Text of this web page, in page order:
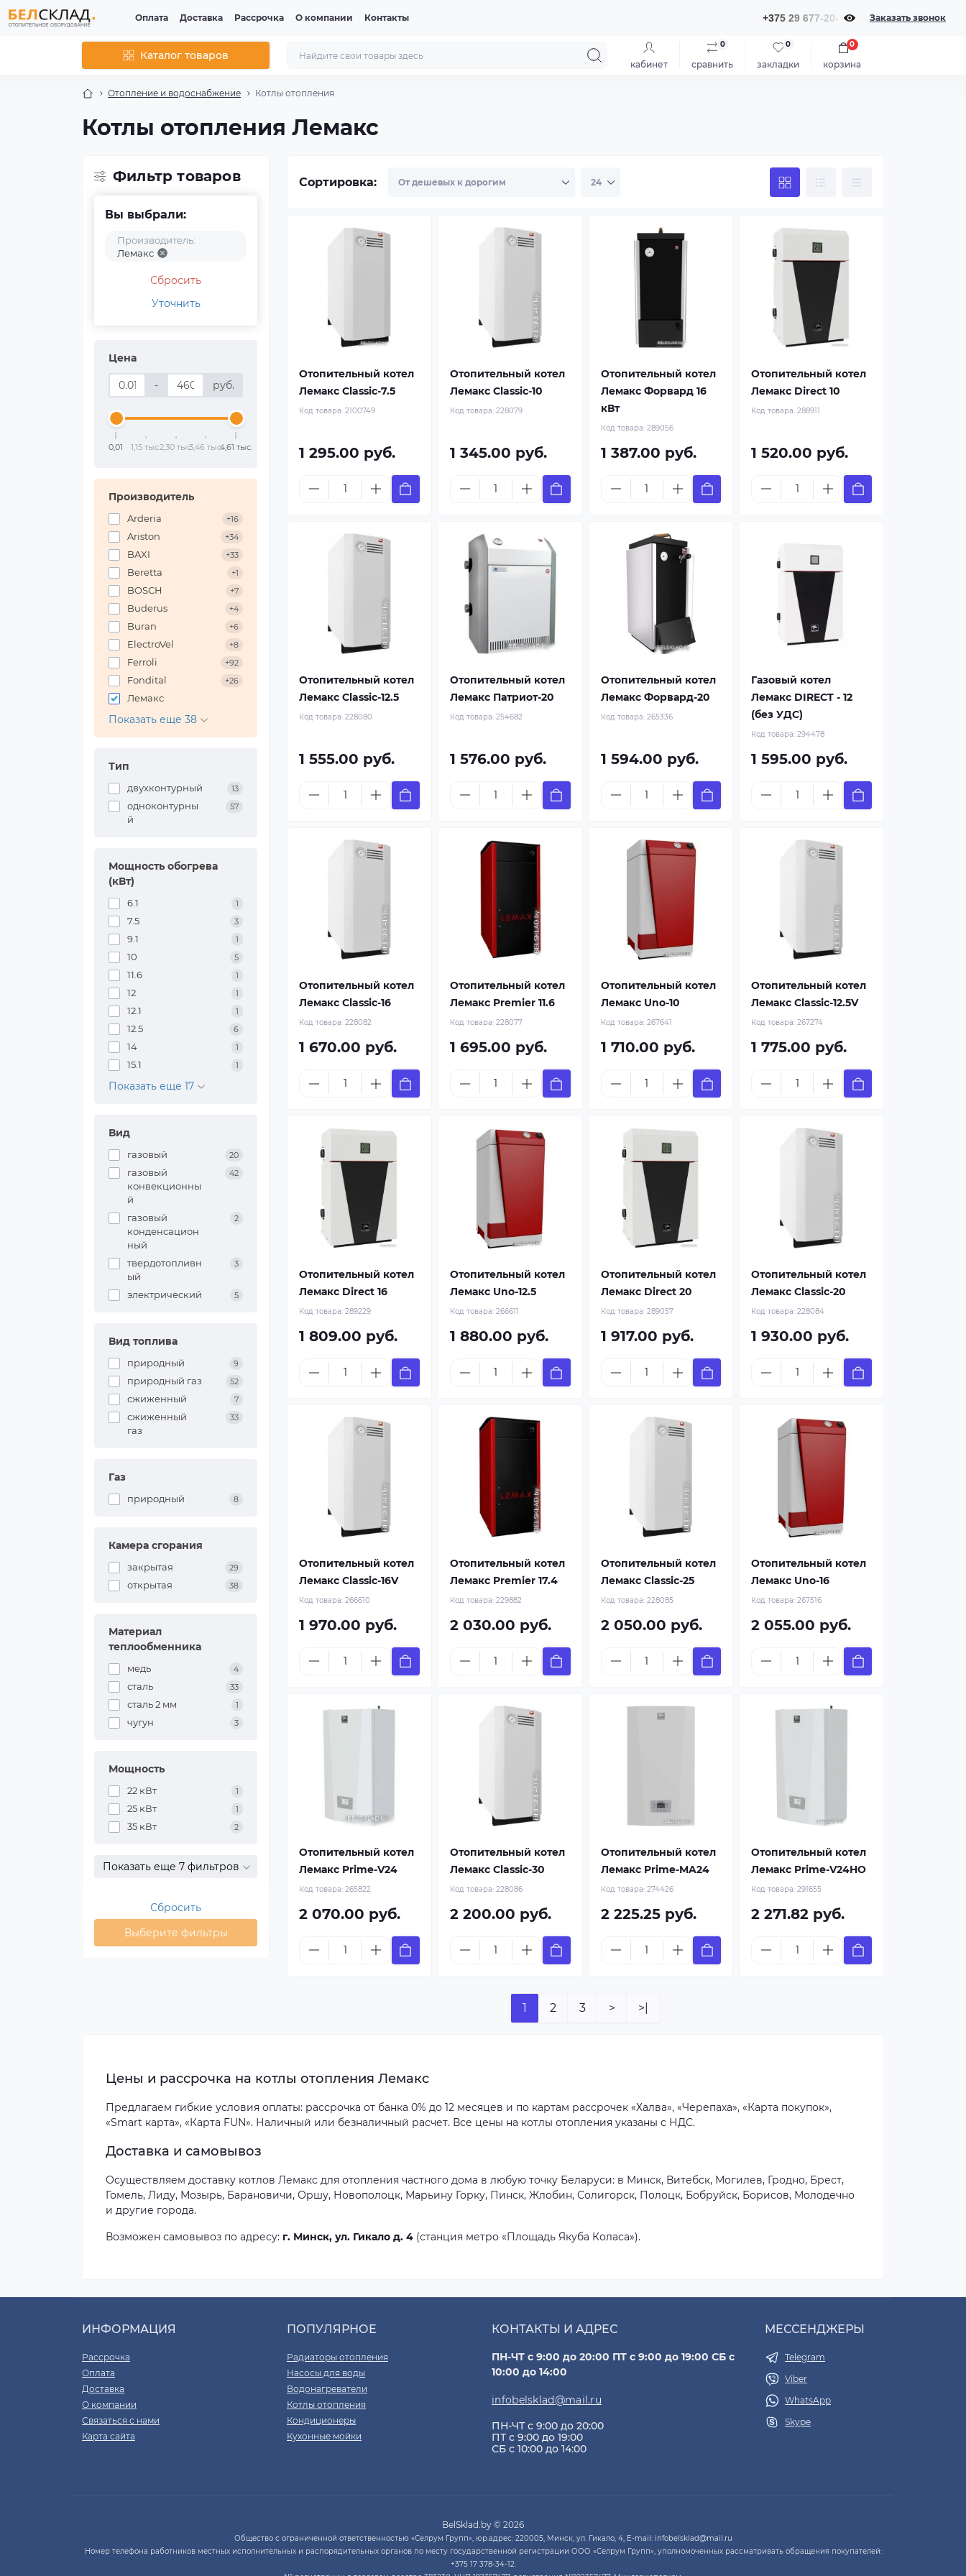
Оплата Доставка Рассрочка О компании Контакты +375 29 677-20-20 Заказать звонок
Каталог товаров
кабинет сравнить
0
закладки
0
корзина
0
Отопление и водоснабжение Котлы отопления
Котлы отопления Лемакс
Фильтр товаров
Вы выбрали:
Производитель:
Лемакс
Сбросить
Уточнить
Цена
- руб.
0,01 1,15 тыс.2,30 тыс.3,46 тыс.4,61 тыс.
Производитель
Arderia +16
Ariston +34
BAXI +33
Beretta +1
BOSCH +7
Buderus +4
Buran +6
ElectroVel +8
Ferroli +92
Fondital +26
Лемакс
Показать еще 38
Тип
двухконтурный 13
одноконтурны
й
57
Мощность обогрева
(кВт)
6.1 1
7.5 3
9.1 1
10 5
11.6 1
12 1
12.1 1
12.5 6
14 1
15.1 1
Показать еще 17
Вид
газовый 20
газовый
конвекционны
й
42
газовый
конденсацион
ный
2
твердотопливн
ый
3
электрический 5
Вид топлива
природный 9
природный газ 52
сжиженный 7
сжиженный
газ
33
Газ
природный 8
Камера сгорания
закрытая 29
открытая 38
Материал
теплообменника
медь 4
сталь 33
сталь 2 мм 1
чугун 3
Мощность
22 кВт 1
25 кВт 1
35 кВт 2
Показать еще 7 фильтров
Сбросить
Выберите фильтры
Сортировка:
Отопительный котел
Лемакс Classic-7.5
Код товара: 2100749
1 295.00 руб.
Отопительный котел
Лемакс Classic-10
Код товара: 228079
1 345.00 руб.
Отопительный котел
Лемакс Форвард 16
кВт
Код товара: 289056
1 387.00 руб.
Отопительный котел
Лемакс Direct 10
Код товара:288911
1 520.00 руб.
Отопительный котел
Лемакс Classic-12.5
Код товара: 228080
1 555.00 руб.
Отопительный котел
Лемакс Патриот-20
Код товара: 254682
1 576.00 руб.
Отопительный котел
Лемакс Форвард-20
Код товара: 265336
1 594.00 руб.
Газовый котел
Лемакс DIRECT - 12
(без УДС)
Код товара:294478
1 595.00 руб.
Отопительный котел
Лемакс Classic-16
Код товара: 228082
1 670.00 руб.
Отопительный котел
Лемакс Premier 11.6
Код товара: 228077
1 695.00 руб.
Отопительный котел
Лемакс Uno-10
Код товара: 267641
1 710.00 руб.
Отопительный котел
Лемакс Classic-12.5V
Код товара:267274
1 775.00 руб.
Отопительный котел
Лемакс Direct 16
Код товара: 289229
1 809.00 руб.
Отопительный котел
Лемакс Uno-12.5
Код товара: 266611
1 880.00 руб.
Отопительный котел
Лемакс Direct 20
Код товара: 289057
1 917.00 руб.
Отопительный котел
Лемакс Classic-20
Код товара:228084
1 930.00 руб.
Отопительный котел
Лемакс Classic-16V
Код товара: 266610
1 970.00 руб.
Отопительный котел
Лемакс Premier 17.4
Код товара: 229882
2 030.00 руб.
Отопительный котел
Лемакс Classic-25
Код товара: 228085
2 050.00 руб.
Отопительный котел
Лемакс Uno-16
Код товара:267516
2 055.00 руб.
Отопительный котел
Лемакс Prime-V24
Код товара: 265822
2 070.00 руб.
Отопительный котел
Лемакс Classic-30
Код товара: 228086
2 200.00 руб.
Отопительный котел
Лемакс Prime-MA24
Код товара: 274426
2 225.25 руб.
Отопительный котел
Лемакс Prime-V24HO
Код товара:291655
2 271.82 руб.
1 2 3 > >|
Цены и рассрочка на котлы отопления Лемакс
Предлагаем гибкие условия оплаты: рассрочка от банка 0% до 12 месяцев и по картам рассрочек «Халва», «Черепаха», «Карта покупок»,
«Smart карта», «Карта FUN». Наличный или безналичный расчет. Все цены на котлы отопления указаны с НДС.
Доставка и самовывоз
Осуществляем доставку котлов Лемакс для отопления частного дома в любую точку Беларуси: в Минск, Витебск, Могилев, Гродно, Брест,
Гомель, Лиду, Мозырь, Барановичи, Оршу, Новополоцк, Марьину Горку, Пинск, Жлобин, Солигорск, Полоцк, Бобруйск, Борисов, Молодечно
и другие города.
Возможен самовывоз по адресу: г. Минск, ул. Гикало д. 4 (станция метро «Площадь Якуба Коласа»).
ИНФОРМАЦИЯ
Рассрочка
Оплата
Доставка
О компании
Связаться с нами
Карта сайта
ПОПУЛЯРНОЕ
Радиаторы отопления
Насосы для воды
Водонагреватели
Котлы отопления
Кондиционеры
Кухонные мойки
КОНТАКТЫ И АДРЕС
ПН-ЧТ с 9:00 до 20:00 ПТ с 9:00 до 19:00 СБ с
10:00 до 14:00
infobelsklad@mail.ru
ПН-ЧТ с 9:00 до 20:00
ПТ с 9:00 до 19:00
СБ с 10:00 до 14:00
МЕССЕНДЖЕРЫ
Telegram
Viber
WhatsApp
Skype
BelSklad.by © 2026
Общество с ограниченной ответственностью «Селрум Групп», юр.адрес: 220005, Минск, ул. Гикало, 4, E-mail: infobelsklad@mail.ru
Номер телефона работников местных исполнительных и распорядительных органов по месту государственной регистрации ООО «Селрум Групп», уполномоченных рассматривать обращения покупателей:
+375 17 378-34-12.